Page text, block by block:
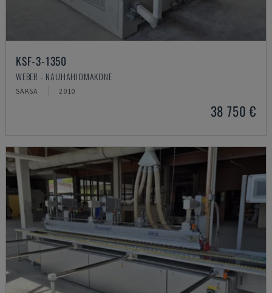
KSF-3-1350
WEBER - NAUHAHIOMAKONE
SAKSA 2010
38 750 €